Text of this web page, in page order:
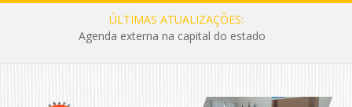
ÚLTIMAS ATUALIZAÇÕES:
Agenda externa na capital do estado